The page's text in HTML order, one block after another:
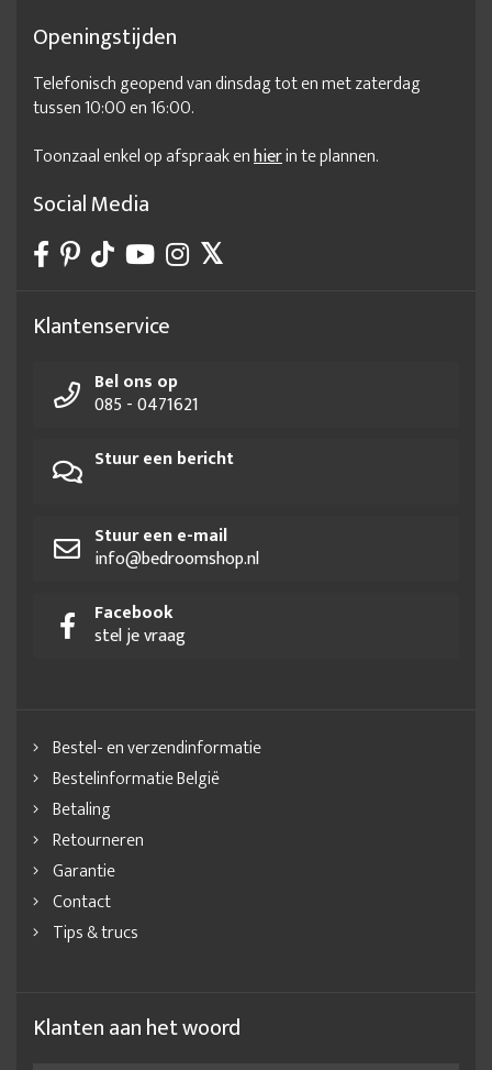
Openingstijden
Telefonisch geopend van dinsdag tot en met zaterdag
tussen 10:00 en 16:00.
Toonzaal enkel op afspraak enhierin te plannen.
Social Media
Klantenservice
Bel ons op
085 - 0471621
Stuur een bericht
Stuur een e-mail
info@bedroomshop.nl
Facebook
stel je vraag
Bestel- en verzendinformatie
Bestelinformatie België
Betaling
Retourneren
Garantie
Contact
Tips & trucs
Klanten aan het woord